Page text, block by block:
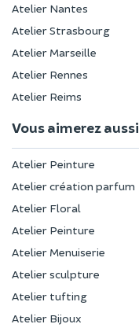
Atelier Nantes
Atelier Strasbourg
Atelier Marseille
Atelier Rennes
Atelier Reims
Vous aimerez aussi
Atelier Peinture
Atelier création parfum
Atelier Floral
Atelier Peinture
Atelier Menuiserie
Atelier sculpture
Atelier tufting
Atelier Bijoux